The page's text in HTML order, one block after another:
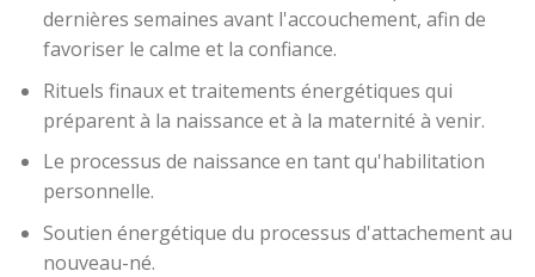
dernières semaines avant l'accouchement, afin de
favoriser le calme et la confiance.
Rituels finaux et traitements énergétiques qui
préparent à la naissance et à la maternité à venir.
Le processus de naissance en tant qu'habilitation
personnelle.
Soutien énergétique du processus d'attachement au
nouveau-né.